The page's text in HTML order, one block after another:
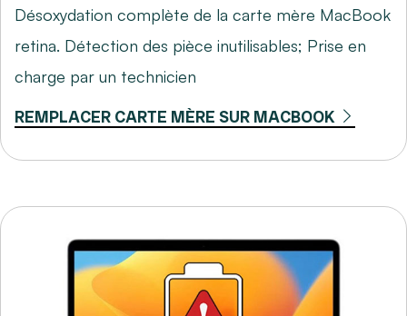
Désoxydation complète de la carte mère MacBook
retina. Détection des pièce inutilisables; Prise en
charge par un technicien
REMPLACER CARTE MÈRE SUR MACBOOK